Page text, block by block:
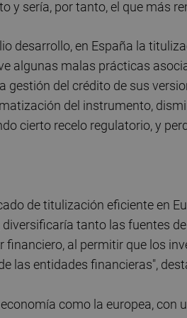
y sería, por tanto, el que más
desarrollo, en España la
algunas malas prácticas
gestión del crédito de sus
del instrumento,
cierto recelo regulatorio, y
de titulización eficiente en
tanto las fuentes
financiero, al permitir que los
las entidades financieras",
como la europea, con